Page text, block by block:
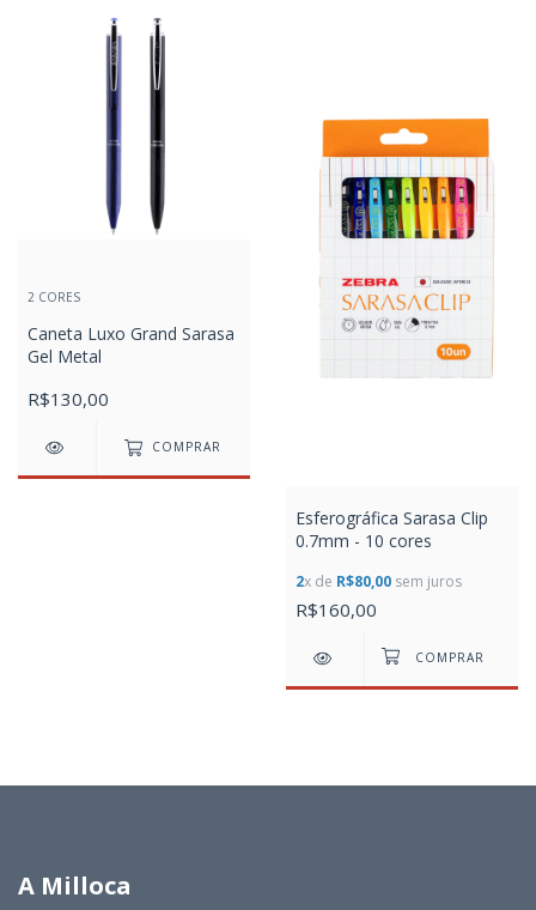
2 CORES
Caneta Luxo Grand Sarasa
Gel Metal
R$130,00
COMPRAR
Esferográfica Sarasa Clip
0.7mm - 10 cores
2x de R$80,00 sem juros
R$160,00
A Milloca